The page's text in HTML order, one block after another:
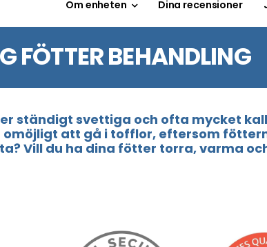
Om enheten Dina recensioner
FÖTTER BEHANDLING
ständigt svettiga och ofta mycket
omöjligt att gå i tofflor, eftersom
Vill du ha dina fötter torra, varma